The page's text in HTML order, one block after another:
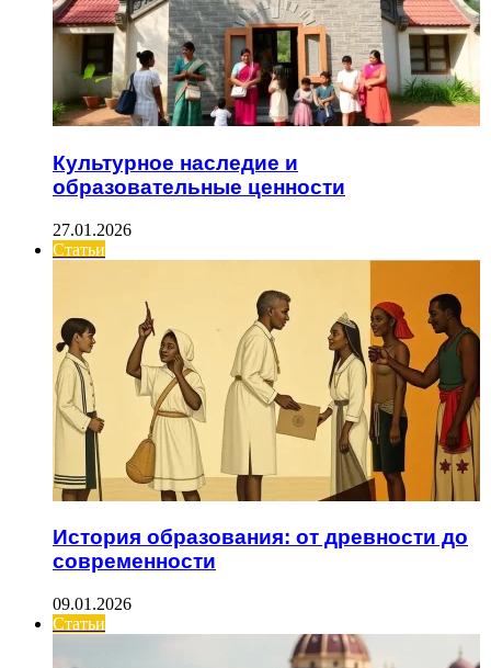
Культурное наследие и
образовательные ценности
27.01.2026
Статьи
История образования: от древности до
современности
09.01.2026
Статьи